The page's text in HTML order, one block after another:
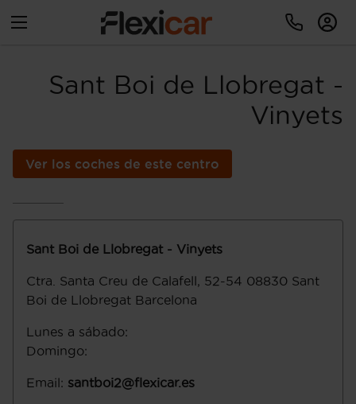
Sant Boi de Llobregat -
Vinyets
Ver los coches de este centro
Sant Boi de Llobregat - Vinyets
Ctra. Santa Creu de Calafell, 52-54 08830 Sant
Boi de Llobregat Barcelona
Lunes a sábado:
Domingo:
Email: santboi2@flexicar.es